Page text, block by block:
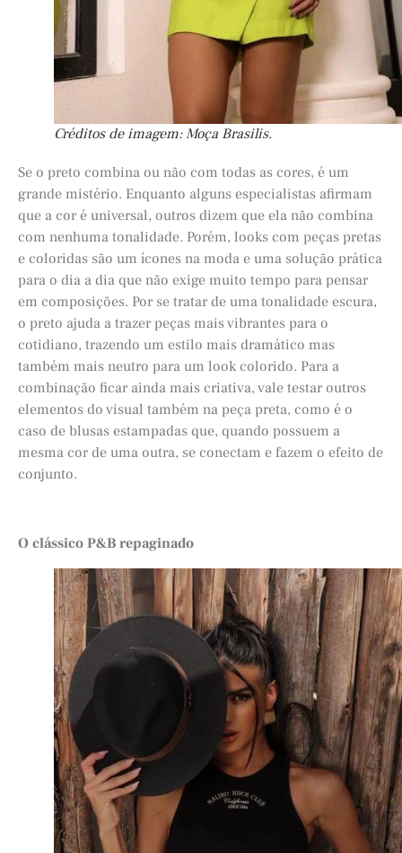
Créditos de imagem: Moça Brasilis.
Se o preto combina ou não com todas as cores, é um
grande mistério. Enquanto alguns especialistas afirmam
que a cor é universal, outros dizem que ela não combina
com nenhuma tonalidade. Porém, looks com peças pretas
e coloridas são um ícones na moda e uma solução prática
para o dia a dia que não exige muito tempo para pensar
em composições. Por se tratar de uma tonalidade escura,
o preto ajuda a trazer peças mais vibrantes para o
cotidiano, trazendo um estilo mais dramático mas
também mais neutro para um look colorido. Para a
combinação ficar ainda mais criativa, vale testar outros
elementos do visual também na peça preta, como é o
caso de blusas estampadas que, quando possuem a
mesma cor de uma outra, se conectam e fazem o efeito de
conjunto.
O clássico P&B repaginado